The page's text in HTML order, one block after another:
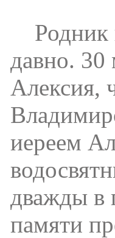
Родник
давно. 30
Алексия,
иереем
дважды в
памяти